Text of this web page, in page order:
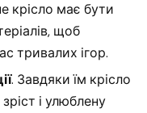
крісло має бути
щоб
тривалих ігор.
. Завдяки їм крісло
і улюблену